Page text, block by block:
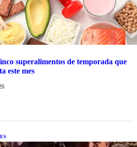
superalimentos de temporada que
este mes